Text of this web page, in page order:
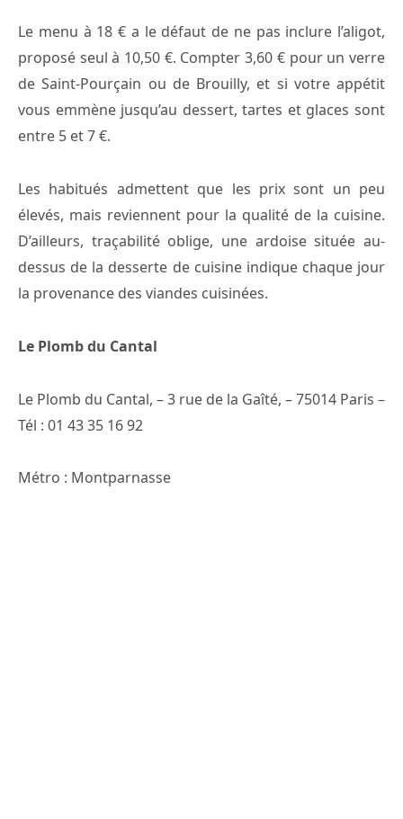
Le menu à 18 € a le défaut de ne pas inclure l’aligot,
proposé seul à 10,50 €. Compter 3,60 € pour un verre
de Saint-Pourçain ou de Brouilly, et si votre appétit
vous emmène jusqu’au dessert, tartes et glaces sont
entre 5 et 7 €.
Les habitués admettent que les prix sont un peu
élevés, mais reviennent pour la qualité de la cuisine.
D’ailleurs, traçabilité oblige, une ardoise située au-
dessus de la desserte de cuisine indique chaque jour
la provenance des viandes cuisinées.
Le Plomb du Cantal
Le Plomb du Cantal, – 3 rue de la Gaîté, – 75014 Paris –
Tél : 01 43 35 16 92
Métro : Montparnasse